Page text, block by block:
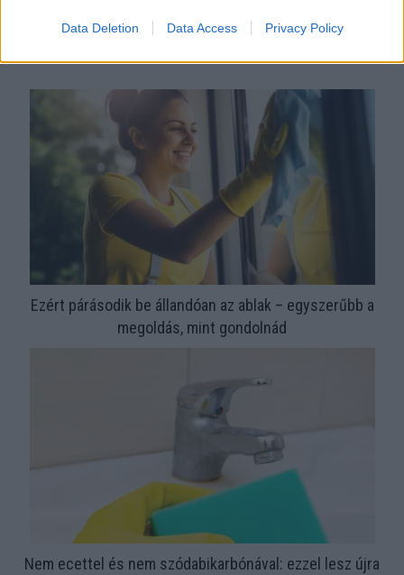
Data Deletion Data Access Privacy Policy
Orvos figyelmeztet: ezt az apró reggeli tünetet ne
söpörd a szőnyeg alá
Ezért párásodik be állandóan az ablak – egyszerűbb a
megoldás, mint gondolnád
Nem ecettel és nem szódabikarbónával: ezzel lesz újra